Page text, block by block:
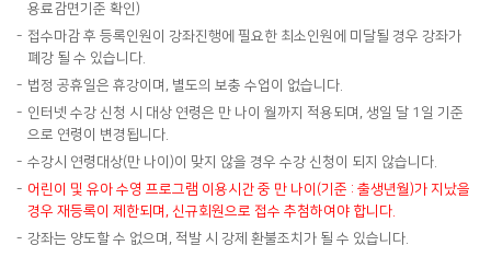
용료감면기준 확인)
접수마감 후 등록인원이 강좌진행에 필요한 최소인원에 미달될 경우 강좌가
폐강 될 수 있습니다.
법정 공휴일은 휴강이며, 별도의 보충 수업이 없습니다.
인터넷 수강 신청 시 대상 연령은 만 나이 월까지 적용되며, 생일 달 1일 기준
으로 연령이 변경됩니다.
수강시 연령대상(만 나이)이 맞지 않을 경우 수강 신청이 되지 않습니다.
어린이 및 유아 수영 프로그램 이용시간 중 만 나이(기준 : 출생년월)가 지났을
경우 재등록이 제한되며, 신규회원으로 접수 추첨하여야 합니다.
강좌는 양도할 수 없으며, 적발 시 강제 환불조치가 될 수 있습니다.